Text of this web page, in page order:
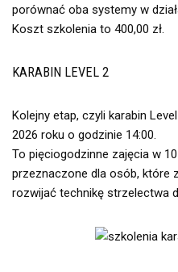
porównać oba systemy w
Koszt szkolenia to 400,00 zł.
KARABIN LEVEL 2
Kolejny etap, czyli karabin
2026 roku o godzinie 14:00.
To pięciogodzinne zajęcia w
przeznaczone dla osób, które
rozwijać technikę strzelectwa